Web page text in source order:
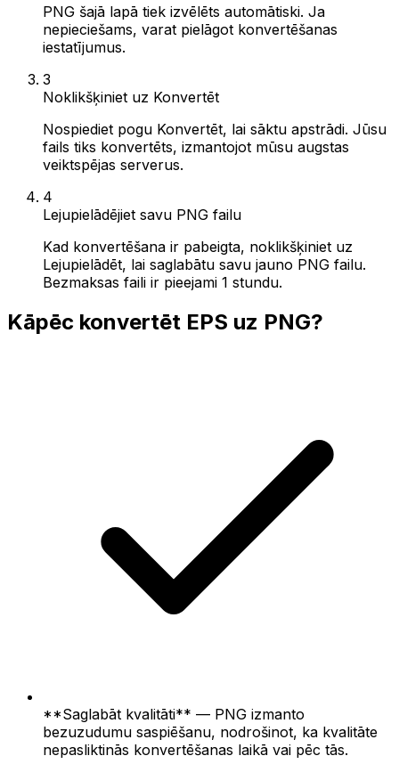
PNG šajā lapā tiek izvēlēts automātiski. Ja
nepieciešams, varat pielāgot konvertēšanas
iestatījumus.
3
Noklikšķiniet uz Konvertēt
Nospiediet pogu Konvertēt, lai sāktu apstrādi. Jūsu
fails tiks konvertēts, izmantojot mūsu augstas
veiktspējas serverus.
4
Lejupielādējiet savu PNG failu
Kad konvertēšana ir pabeigta, noklikšķiniet uz
Lejupielādēt, lai saglabātu savu jauno PNG failu.
Bezmaksas faili ir pieejami 1 stundu.
Kāpēc konvertēt EPS uz PNG?
**Saglabāt kvalitāti** — PNG izmanto
bezuzudumu saspiēšanu, nodrošinot, ka kvalitāte
nepasliktinās konvertēšanas laikā vai pēc tās.